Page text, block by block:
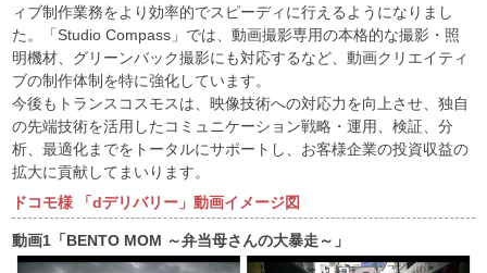
ィブ制作業務をより効率的でスピーディに行えるようになりまし
た。「Studio Compass」では、動画撮影専用の本格的な撮影・照
明機材、グリーンバック撮影にも対応するなど、動画クリエイティ
ブの制作体制を特に強化しています。
今後もトランスコスモスは、映像技術への対応力を向上させ、独自
の先端技術を活用したコミュニケーション戦略・運用、検証、分
析、最適化までをトータルにサポートし、お客様企業の投資収益の
拡大に貢献してまいります。
ドコモ様 「dデリバリー」動画イメージ図
動画1「BENTO MOM ～弁当母さんの大暴走～」